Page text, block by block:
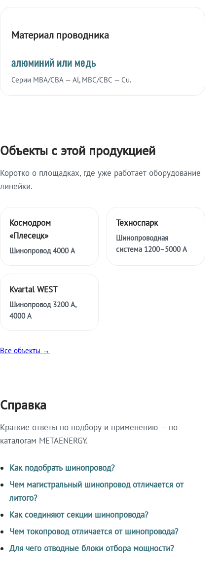
Материал проводника
алюминий или медь
Серии МВА/СВА — Al, МВС/СВС — Cu.
Объекты с этой продукцией
Коротко о площадках, где уже работает оборудование
линейки.
Космодром
«Плесецк»
Шинопровод 4000 А
Техноспарк
Шинопроводная
система 1200–5000 А
Kvartal WEST
Шинопровод 3200 А,
4000 А
Все объекты →
Справка
Краткие ответы по подбору и применению — по
каталогам METAENERGY.
Как подобрать шинопровод?
Чем магистральный шинопровод отличается от
литого?
Как соединяют секции шинопровода?
Чем токопровод отличается от шинопровода?
Для чего отводные блоки отбора мощности?